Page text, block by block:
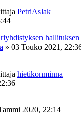
PetriAslak
hallituksen
» 03 Touko 2021,
hietikonminna
2020, 22:14